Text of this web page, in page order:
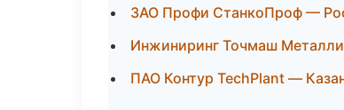
ЗАО Профи СтанкоПроф —
Инжиниринг Точмаш
ПАО Контур TechPlant —